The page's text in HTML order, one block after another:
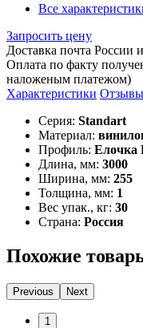
Все
Запросить цену
Доставка почта России
Оплата по факту
наложеным платежом)
Характеристики Отзывы
Серия: Standart
Материал:
Профиль: Елочка
Длина, мм: 3000
Ширина, мм: 255
Толщина, мм: 1
Вес упак., кг: 30
Страна: Россия
Похожие
Previous Next
1